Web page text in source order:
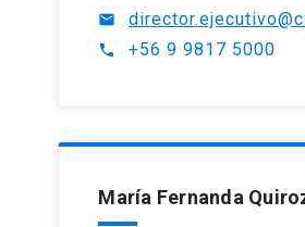
mail
phone +56 9 9817 5000
María Fernanda